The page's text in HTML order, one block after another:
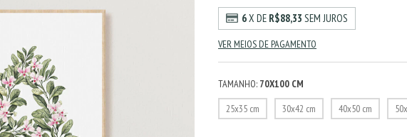
6X DE R$88,33 SEM JUROS
VER MEIOS DE PAGAMENTO
TAMANHO: 70X100 CM
25x35 cm
30x42 cm 40x50 cm